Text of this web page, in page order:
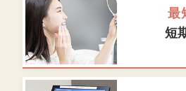
最
短